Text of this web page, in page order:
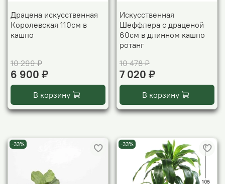
Драцена искусственная
Королевская 110см в
кашпо
10 299 ₽
6 900 ₽
В корзину
Искусственная
Шеффлера с драценой
60см в длинном кашпо
ротанг
10 478 ₽
7 020 ₽
В корзину
-33% -33%